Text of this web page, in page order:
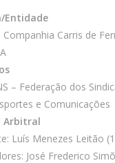
Entidade
Companhia Carris de
– Federação dos
e Comunicações
Arbitral
Luís Menezes Leitão
José Frederico